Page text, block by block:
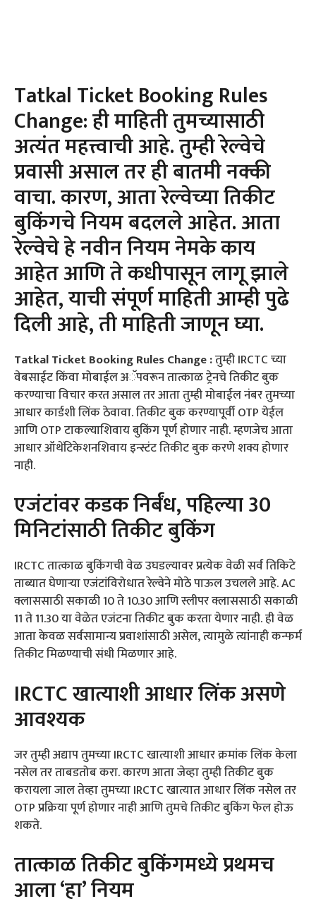
Tatkal Ticket Booking Rules
Change: ही माहिती तुमच्यासाठी
अत्यंत महत्त्वाची आहे. तुम्ही रेल्वेचे
प्रवासी असाल तर ही बातमी नक्की
वाचा. कारण, आता रेल्वेच्या तिकीट
बुकिंगचे नियम बदलले आहेत. आता
रेल्वेचे हे नवीन नियम नेमके काय
आहेत आणि ते कधीपासून लागू झाले
आहेत, याची संपूर्ण माहिती आम्ही पुढे
दिली आहे, ती माहिती जाणून घ्या.
Tatkal Ticket Booking Rules Change :तुम्ही IRCTC च्या
वेबसाईट किंवा मोबाईल अॅपवरून तात्काळ ट्रेनचे तिकीट बुक
करण्याचा विचार करत असाल तर आता तुम्ही मोबाईल नंबर तुमच्या
आधार कार्डशी लिंक ठेवावा. तिकीट बुक करण्यापूर्वी OTP येईल
आणि OTP टाकल्याशिवाय बुकिंग पूर्ण होणार नाही. म्हणजेच आता
आधार ऑथेंटिकेशनशिवाय इन्स्टंट तिकीट बुक करणे शक्य होणार
नाही.
एजंटांवर कडक निर्बंध, पहिल्या 30
मिनिटांसाठी तिकीट बुकिंग
IRCTC तात्काळ बुकिंगची वेळ उघडल्यावर प्रत्येक वेळी सर्व तिकिटे
ताब्यात घेणाऱ्या एजंटांविरोधात रेल्वेने मोठे पाऊल उचलले आहे. AC
क्लाससाठी सकाळी 10 ते 10.30 आणि स्लीपर क्लाससाठी सकाळी
11 ते 11.30 या वेळेत एजंटना तिकीट बुक करता येणार नाही. ही वेळ
आता केवळ सर्वसामान्य प्रवाशांसाठी असेल, त्यामुळे त्यांनाही कन्फर्म
तिकीट मिळण्याची संधी मिळणार आहे.
IRCTC खात्याशी आधार लिंक असणे
आवश्यक
जर तुम्ही अद्याप तुमच्या IRCTC खात्याशी आधार क्रमांक लिंक केला
नसेल तर ताबडतोब करा. कारण आता जेव्हा तुम्ही तिकीट बुक
करायला जाल तेव्हा तुमच्या IRCTC खात्यात आधार लिंक नसेल तर
OTP प्रक्रिया पूर्ण होणार नाही आणि तुमचे तिकीट बुकिंग फेल होऊ
शकते.
तात्काळ तिकीट बुकिंगमध्ये प्रथमच
आला ‘हा’ नियम